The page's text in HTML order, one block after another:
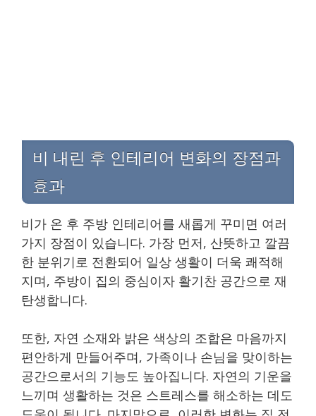
비 내린 후 인테리어 변화의 장점과
효과
비가 온 후 주방 인테리어를 새롭게 꾸미면 여러
가지 장점이 있습니다. 가장 먼저, 산뜻하고 깔끔
한 분위기로 전환되어 일상 생활이 더욱 쾌적해
지며, 주방이 집의 중심이자 활기찬 공간으로 재
탄생합니다.
또한, 자연 소재와 밝은 색상의 조합은 마음까지
편안하게 만들어주며, 가족이나 손님을 맞이하는
공간으로서의 기능도 높아집니다. 자연의 기운을
느끼며 생활하는 것은 스트레스를 해소하는 데도